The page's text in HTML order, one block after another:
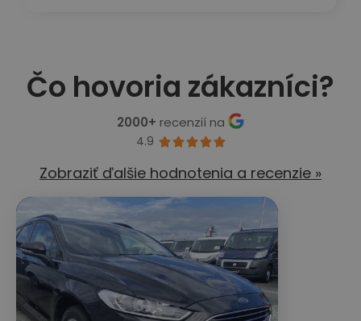
Čo hovoria zákazníci?
2000+ recenzií na
4.9 
Zobraziť ďalšie hodnotenia a recenzie »